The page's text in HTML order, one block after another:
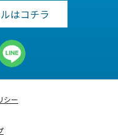
はコチラ
シー